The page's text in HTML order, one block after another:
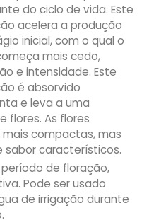
do ciclo de vida. Este
acelera a produção
inicial, com o qual o
mais cedo,
e intensidade. Este
é absorvido
e leva a uma
flores. As flores
compactas, mas
sabor característicos.
de floração,
Pode ser usado
de irrigação durante